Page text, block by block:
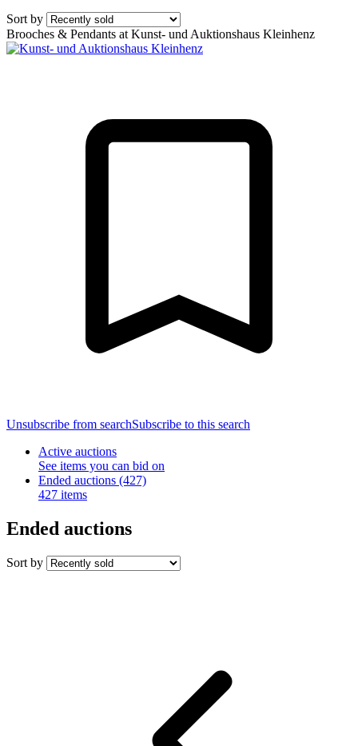
Sort by
Brooches & Pendants at Kunst- und Auktionshaus Kleinhenz
Unsubscribe from searchSubscribe to this search
Active auctions
See items you can bid on
Ended auctions (427)
427 items
Ended auctions
Sort by